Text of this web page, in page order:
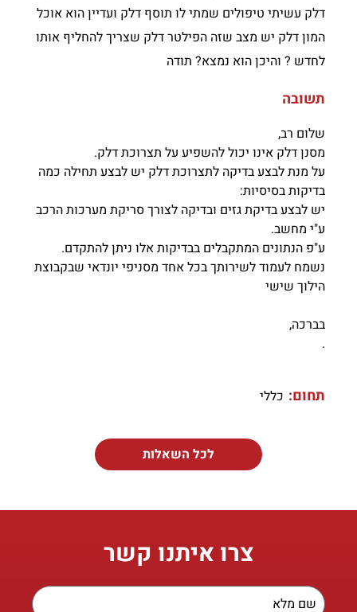
דלק עשיתי טיפולים שמתי לו תוסף דלק ועדיין הוא אוכל
המון דלק יש מצב שזה הפילטר דלק שצריך להחליף אותו
לחדש ? והיכן הוא נמצא? תודה
תשובה
שלום רב,
מסנן דלק אינו יכול להשפיע על תצרוכת דלק.
על מנת לבצע בדיקה לתצרוכת דלק יש לבצע תחילה כמה
בדיקות בסיסיות:
יש לבצע בדיקת גזים ובדיקה לצורך סריקת מערכות הרכב
ע"י מחשב.
ע"פ הנתונים המתקבלים בבדיקות אלו ניתן להתקדם.
נשמח לעמוד לשירותך בכל אחד מסניפי יונדאי שבקבוצת
הילוך שישי
בברכה,
.
תחום: כללי
לכל השאלות
צרו איתנו קשר